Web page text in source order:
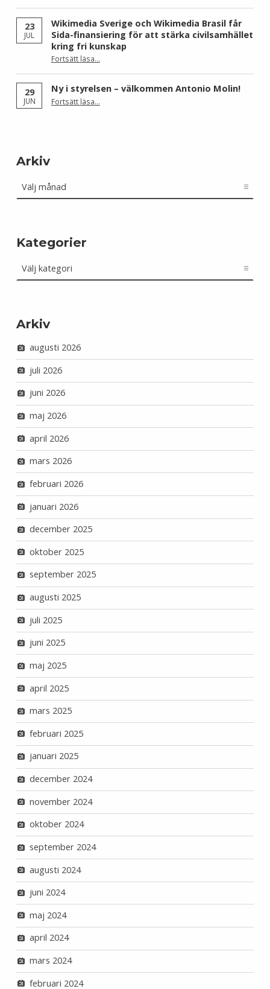
23
JUL
Wikimedia Sverige och Wikimedia Brasil får
Sida-finansiering för att stärka civilsamhället
kring fri kunskap
Fortsätt läsa“Wikimedia Sverige och Wikimedia Brasil får Sida-finansiering för att stärka civilsamhället kring fri kunskap”
…
29
JUN
Ny i styrelsen – välkommen Antonio Molin!
Fortsätt läsa“Ny i styrelsen – välkommen Antonio Molin!”
…
Arkiv
Kategorier
Arkiv
augusti 2026
juli 2026
juni 2026
maj 2026
april 2026
mars 2026
februari 2026
januari 2026
december 2025
oktober 2025
september 2025
augusti 2025
juli 2025
juni 2025
maj 2025
april 2025
mars 2025
februari 2025
januari 2025
december 2024
november 2024
oktober 2024
september 2024
augusti 2024
juni 2024
maj 2024
april 2024
mars 2024
februari 2024